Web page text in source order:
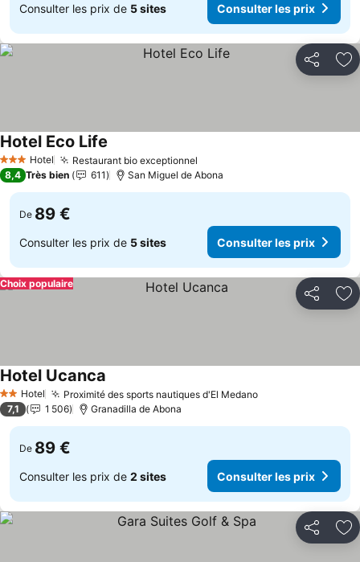
Consulter les prix de 5 sites Consulter les prix
Partager
3 ÉtoilesHotel Restaurant bio exceptionnel
Hotel Eco Life
8,4 Très bien 611 San Miguel de Abona
De 89 €
Consulter les prix de 5 sites Consulter les prix
Partager
Choix populaire
2 Étoiles
Hotel Proximité des sports nautiques d'El Medano
Hotel Ucanca
7,1 1 506 Granadilla de Abona
De 89 €
Consulter les prix de 2 sites Consulter les prix
Partager